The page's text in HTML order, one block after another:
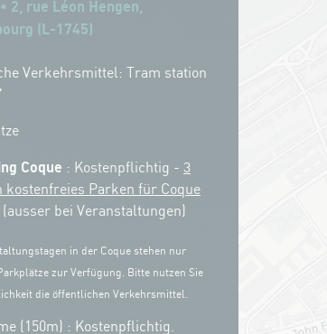
• 2, rue Léon Hengen,
(L-1745)
Verkehrsmittel: Tram station
Coque : Kostenpflichtig - 3
kostenfreies Parken für Coque
(ausser bei Veranstaltungen)
in der Coque stehen nur
zur Verfügung. Bitte nutzen Sie
die öffentlichen Verkehrsmittel.
(150m) : Kostenpflichtig.